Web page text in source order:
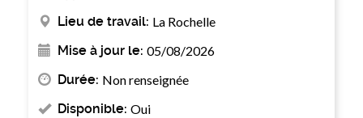
Lieu de travail: La Rochelle
Mise à jour le: 05/08/2026
Durée: Non renseignée
Disponible: Oui